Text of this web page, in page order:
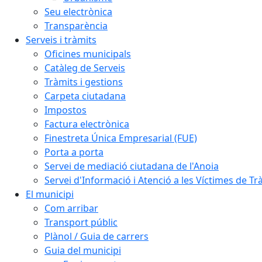
Seu electrònica
Transparència
Serveis i tràmits
Oficines municipals
Catàleg de Serveis
Tràmits i gestions
Carpeta ciutadana
Impostos
Factura electrònica
Finestreta Única Empresarial (FUE)
Porta a porta
Servei de mediació ciutadana de l'Anoia
Servei d'Informació i Atenció a les Víctimes de
El municipi
Com arribar
Transport públic
Plànol / Guia de carrers
Guia del municipi